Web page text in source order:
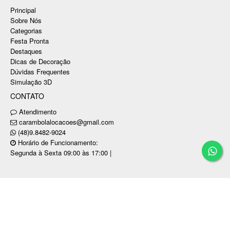
Principal
Sobre Nós
Categorias
Festa Pronta
Destaques
Dicas de Decoração
Dúvidas Frequentes
Simulação 3D
CONTATO
Atendimento
carambolalocacoes@gmail.com
(48)9.8482-9024
Horário de Funcionamento:
Segunda à Sexta 09:00 às 17:00 |